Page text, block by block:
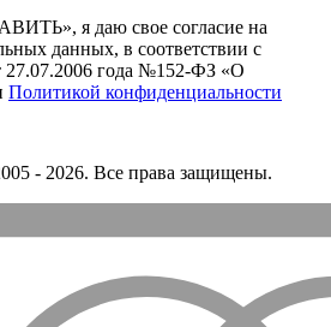
я даю свое согласие на
данных, в соответствии с
27.07.2006 года №152-ФЗ «О
Политикой конфиденциальности
- 2026. Все права защищены.